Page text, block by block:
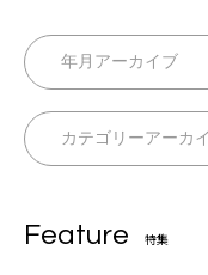
Feature 特集